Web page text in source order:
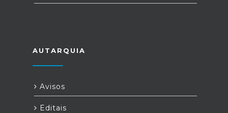
AUTARQUIA
Avisos
Editais